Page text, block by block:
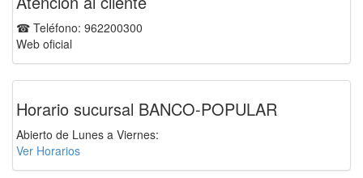
☎ Teléfono: 962200300
Web oficial
Horario sucursal BANCO-POPULAR
Abierto de Lunes a Viernes:
Ver Horarios